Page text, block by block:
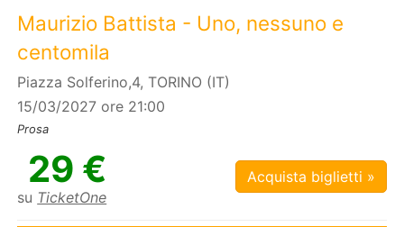
Maurizio Battista - Uno, nessuno e
centomila
Piazza Solferino,4, TORINO (IT)
15/03/2027 ore 21:00
Prosa
29 €
su TicketOne
Acquista biglietti »